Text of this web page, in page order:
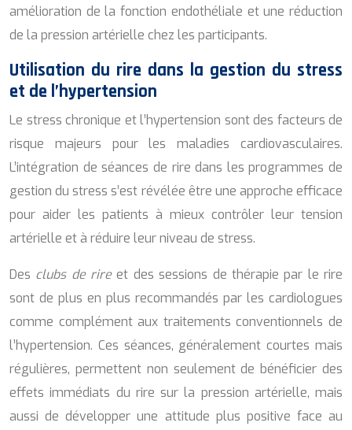
amélioration de la fonction endothéliale et une réduction
de la pression artérielle chez les participants.
Utilisation du rire dans la gestion du stress
et de l’hypertension
Le stress chronique et l’hypertension sont des facteurs de
risque majeurs pour les maladies cardiovasculaires.
L’intégration de séances de rire dans les programmes de
gestion du stress s’est révélée être une approche efficace
pour aider les patients à mieux contrôler leur tension
artérielle et à réduire leur niveau de stress.
Des clubs de rireet des sessions de thérapie par le rire
sont de plus en plus recommandés par les cardiologues
comme complément aux traitements conventionnels de
l’hypertension. Ces séances, généralement courtes mais
régulières, permettent non seulement de bénéficier des
effets immédiats du rire sur la pression artérielle, mais
aussi de développer une attitude plus positive face au